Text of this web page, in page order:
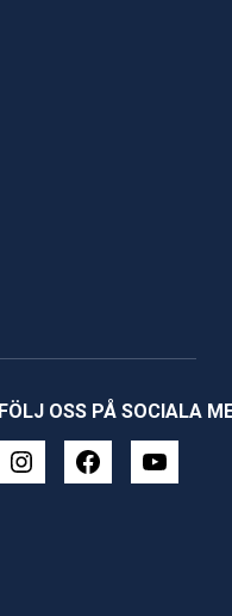
FÖLJ OSS PÅ SOCIALA